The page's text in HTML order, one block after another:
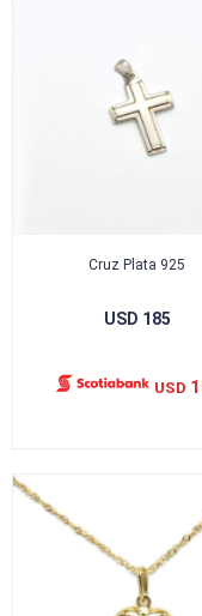
Cruz Plata 925
USD 185
USD